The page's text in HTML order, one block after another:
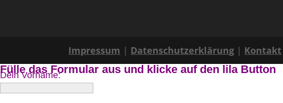
Impressum | Datenschutzerklärung | Kontakt
Fülle das Formular aus und klicke auf den lila Button
Dein Vorname: